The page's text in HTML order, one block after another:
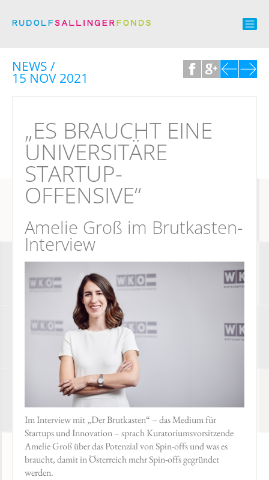
NEWS /
15 NOV 2021
„ES BRAUCHT EINE
UNIVERSITÄRE
STARTUP-
OFFENSIVE“
Amelie Groß im Brutkasten-
Interview
Im Interview mit „Der Brutkasten“ – das Medium für
Startups und Innovation – sprach Kuratoriumsvorsitzende
Amelie Groß über das Potenzial von Spin-offs und was es
braucht, damit in Österreich mehr Spin-offs gegründet
werden.